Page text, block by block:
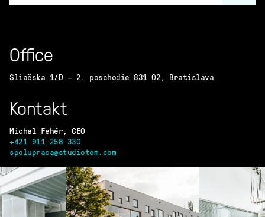
Office
Sliačska 1/D – 2. poschodie 831 02, Bratislava
Kontakt
Michal Fehér, CEO
+421 911 258 330
spolupraca@studiotem.com